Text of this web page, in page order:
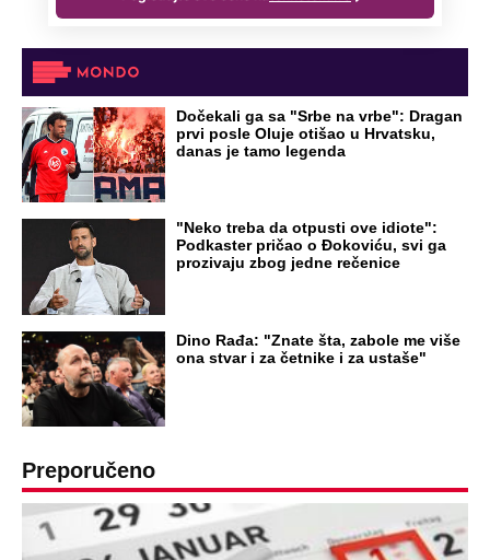
čak četiri slobodna dana
OD NAVODNOG HEROJA DO BRUTALNOG UBICE
GENERAL IVAN STRELJAO SRBE, A
HRVATI GA SLAVILI KAO HEROJA KNINA:
UBIJAO!